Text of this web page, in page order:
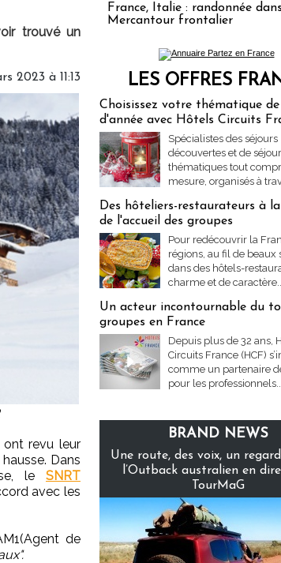
trouvé un
2023 à 11:13
ont revu leur
Dans
le SNRT
avec les
de
France, Italie : randonnée
Mercantour frontalier
LES OFFRES
Choisissez votre thématique
d'année avec Hôtels Circuits
Spécialistes des séjours
découvertes et de
thématiques tout
mesure, organisés à
Des hôteliers-restaurateurs à
de l'accueil des groupes
Pour redécouvrir la
régions, au fil de beaux
dans des hôtels-
charme et de caractère....
Un acteur incontournable du
groupes en France
Depuis plus de 32 ans,
Circuits France (HCF)
comme un partenaire
pour les professionnels...
BRAND NEWS
Une route, des voix, un
l’Outback australien en
TourMaG